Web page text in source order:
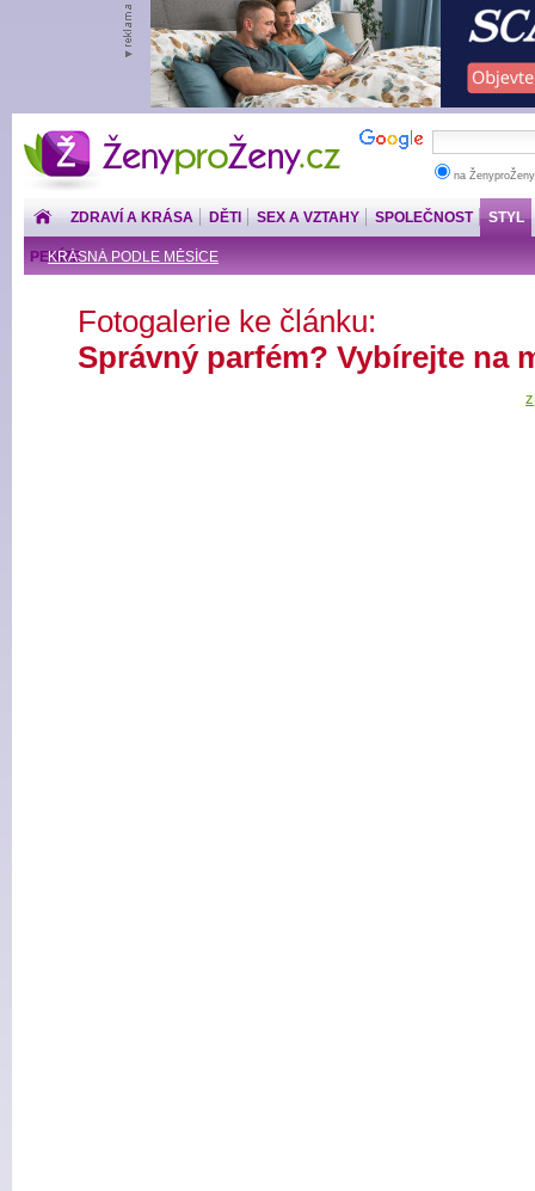
ŽenyproŽeny.cz
na
ZDRAVÍ A KRÁSA DĚTI SEX A VZTAHY SPOLEČNOST STYL
KRÁSNÁ PODLE MĚSÍCE
PENÍZE
Fotogalerie ke článku:
Správný parfém? Vybírejte na